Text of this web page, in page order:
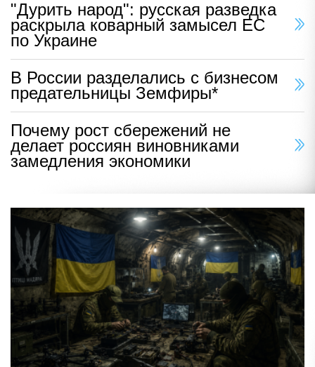
"Дурить народ": русская разведка
раскрыла коварный замысел ЕС
по Украине
В России разделались с бизнесом
предательницы Земфиры*
Почему рост сбережений не
делает россиян виновниками
замедления экономики